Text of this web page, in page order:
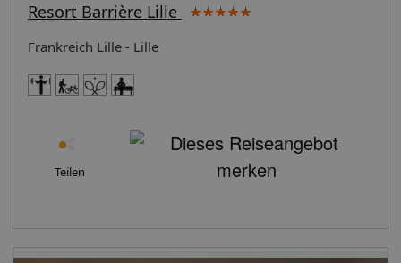
Resort Barrière Lille
Frankreich Lille - Lille
Teilen